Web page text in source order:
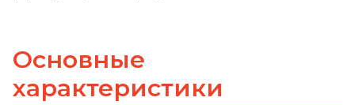
Основные
характеристики